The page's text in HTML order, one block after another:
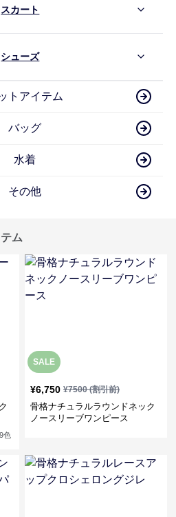
スカート
シューズ
トアイテム
バッグ
水着
その他
ム
色
SALE
¥6,750 ¥7500(割引前)
骨格ナチュラルラウンドネック
ノースリーブワンピース